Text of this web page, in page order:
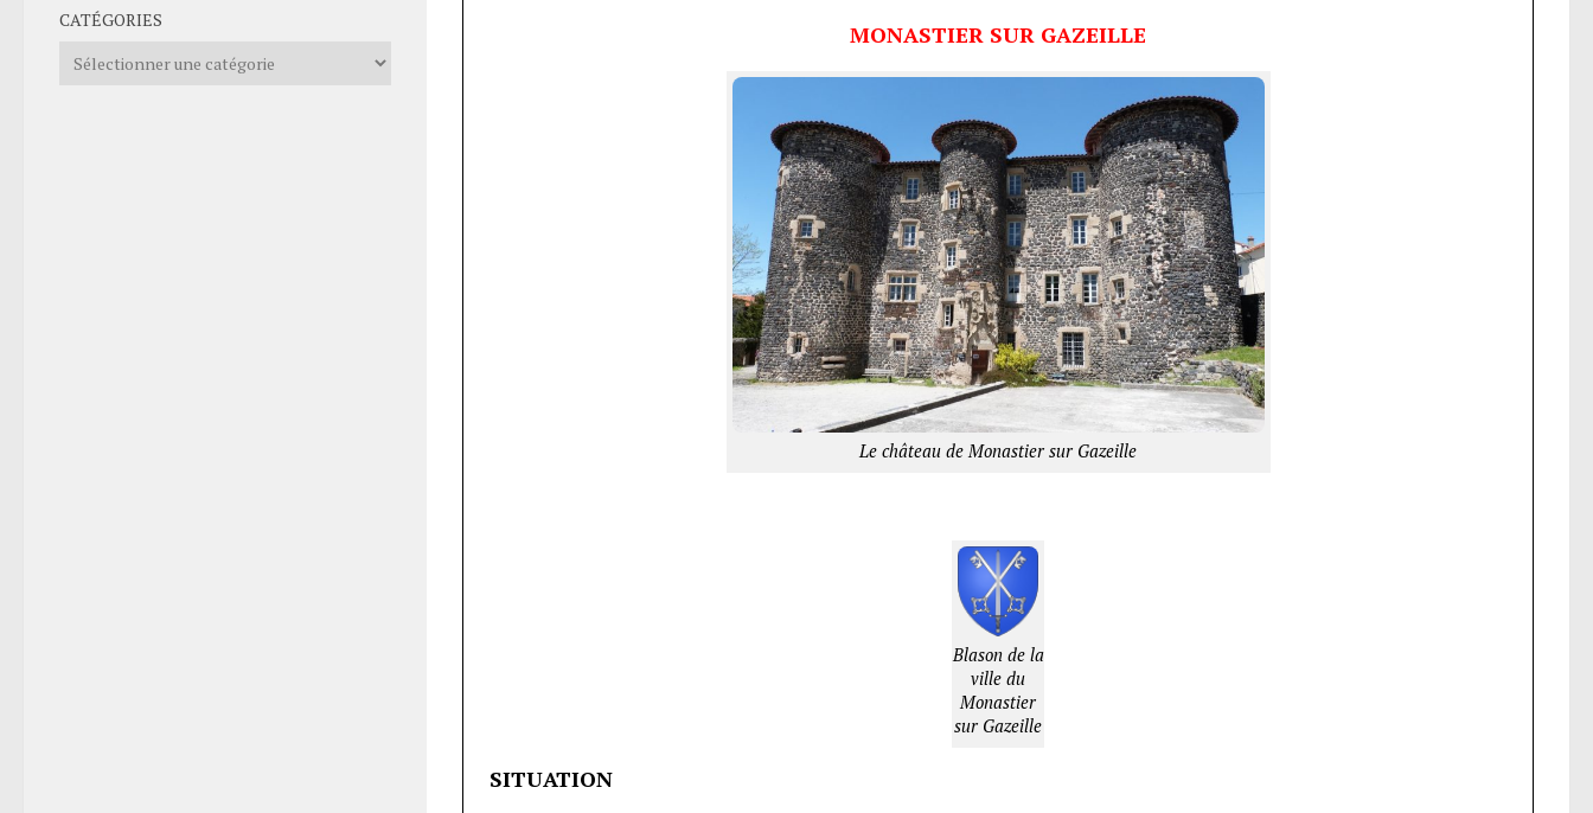
MONASTIER SUR GAZEILLE
Le château de Monastier sur Gazeille
Blason de la
ville du
Monastier
sur Gazeille
SITUATION
CATÉGORIES
Catégories